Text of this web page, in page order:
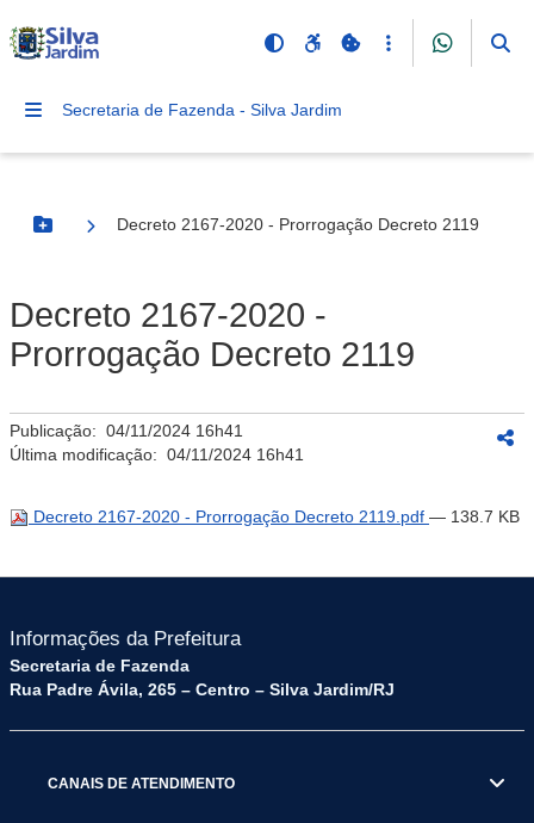
Secretaria de Fazenda - Silva Jardim
Botão Menu
Decreto 2167-2020 - Prorrogação Decreto 2119
Decreto 2167-2020 -
Prorrogação Decreto 2119
Publicação: 04/11/2024 16h41
Última modificação: 04/11/2024 16h41
Decreto 2167-2020 - Prorrogação Decreto 2119.pdf — 138.7 KB
Informações da Prefeitura
Secretaria de Fazenda
Rua Padre Ávila, 265 – Centro – Silva Jardim/RJ
CANAIS DE ATENDIMENTO